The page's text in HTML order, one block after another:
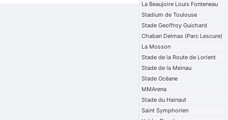
La Beaujoire Louis Fonteneau
Stadium de Toulouse
Stade Geoffroy Guichard
Chaban Delmas (Parc Lescure)
La Mosson
Stade de la Route de Lorient
Stade de la Meinau
Stade Océane
MMArena
Stade du Hainaut
Saint Symphorien